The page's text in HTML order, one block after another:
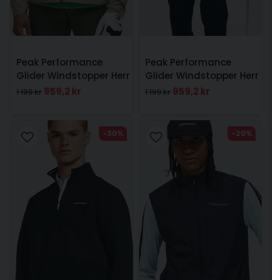
Peak Performance
Glider Windstopper Herr
Sand
1 199 kr 959,2 kr
Peak Performance
Glider Windstopper Herr
Svart
1 199 kr 959,2 kr
-30% -20%